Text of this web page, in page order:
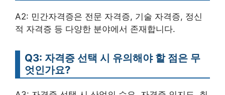
A2: 민간자격증은 전문 자격증, 기술 자격증, 정신
적 자격증 등 다양한 분야에서 존재합니다.
Q3: 자격증 선택 시 유의해야 할 점은 무
엇인가요?